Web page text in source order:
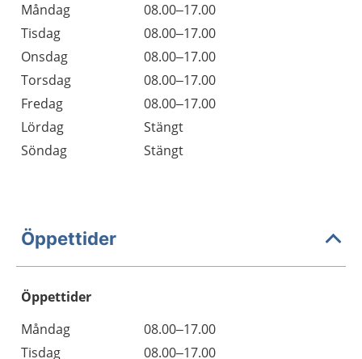
Måndag
08.00–17.00
Tisdag
08.00–17.00
Onsdag
08.00–17.00
Torsdag
08.00–17.00
Fredag
08.00–17.00
Lördag
Stängt
Söndag
Stängt
Öppettider
Öppettider
Dag
Öppettider
Kommentarer
Måndag
08.00–17.00
Tisdag
08.00–17.00